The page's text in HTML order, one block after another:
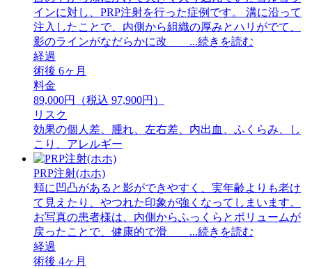
インに対し、PRP注射を行った症例です。 溝に沿って
注入したことで、内側から組織の厚みとハリがでて、
影のラインがなだらかに改 ...続きを読む
経過
術後 6ヶ月
料金
89,000円（税込 97,900円）
リスク
効果の個人差、腫れ、左右差、内出血、ふくらみ、し
こり、アレルギー
PRP注射(ホホ)
頬に凹凸があると影ができやすく、実年齢よりも老け
て見えたり、やつれた印象が強くなってしまいます。
お写真の患者様は、内側からふっくらとボリュームが
戻ったことで、健康的で滑 ...続きを読む
経過
術後 4ヶ月